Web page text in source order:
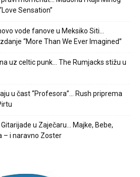
Sensation”
vode fanove u Meksiko Siti…
“More Than We Ever Imagined”
uz celtic punk… The Rumjacks stižu u
u čast “Profesora”… Rush priprema
u Zaječaru… Majke, Bebe,
– i naravno Zoster